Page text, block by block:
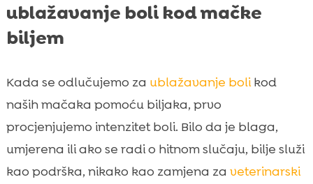
ublažavanje boli kod mačke
biljem
Kada se odlučujemo za ublažavanje bolikod
naših mačaka pomoću biljaka, prvo
procjenjujemo intenzitet boli. Bilo da je blaga,
umjerena ili ako se radi o hitnom slučaju, bilje služi
kao podrška, nikako kao zamjena za veterinarski